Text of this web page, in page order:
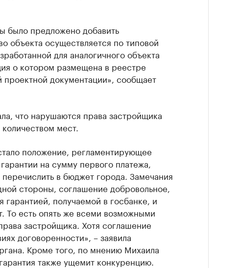
было предложено добавить
объекта осуществляется по типовой
для аналогичного объекта
о котором размещена в реестре
документации», сообщает
что нарушаются права застройщика
мест.
положение, регламентирующее
на сумму первого платежа,
в бюджет города. Замечания
стороны, соглашение добровольное,
получаемой в госбанке, и
То есть опять же всеми возможными
застройщика. Хотя соглашение
договоренности», – заявила
Кроме того, по мнению Михаила
также ущемит конкуренцию.